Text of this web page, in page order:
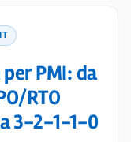
PMI: da
RTO
3-2-1-1-0